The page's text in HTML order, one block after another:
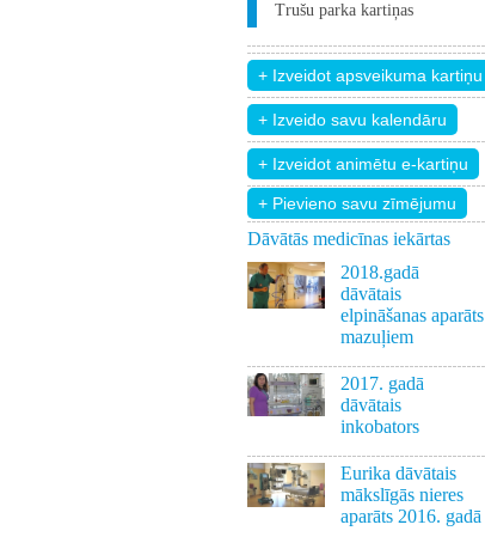
Trušu parka kartiņas
+ Pievieno savu zīmējumu
Dāvātās medicīnas iekārtas
2018.gadā
dāvātais
elpināšanas aparāts
mazuļiem
2017. gadā
dāvātais
inkobators
Eurika dāvātais
mākslīgās nieres
aparāts 2016. gadā